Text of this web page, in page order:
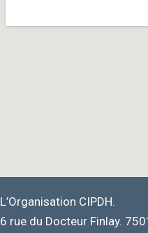
L’Organisation CIPDH.
6 rue du Docteur Finlay.